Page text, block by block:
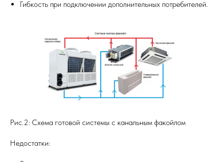
Гибкость при подключении дополнительных потребителей.
Рис.2: Схема готовой системы с канальным факойлом
Недостатки: